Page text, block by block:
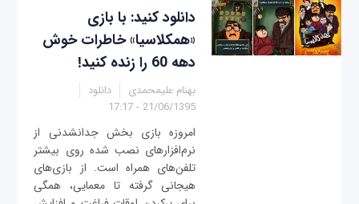
دانلود کنید: با بازی
«همکلاسیا» خاطرات خوش
دهه 60 را زنده کنید!
بهنام علیمحمدی
دانلود
21/06/1395 - 17:17
امروزه بازی بخش جدانشدنی از
نرم‌افزارهای نصب شده روی بیشتر
تلفن‌های همراه است. از بازی‌های
هیجانی گرفته تا معمایی، همگی